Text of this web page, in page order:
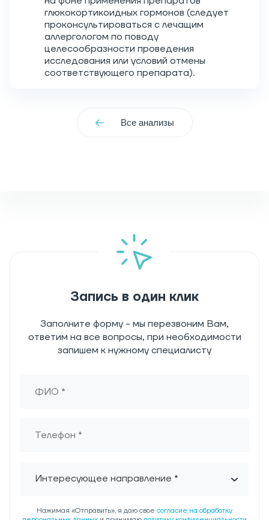
глюкокортикоидных гормонов (следует
проконсультироваться с лечащим
аллергологом по поводу
целесообразности проведения
исследования или условий отмены
соответствующего препарата).
Все анализы
Запись в один клик
Заполните форму - мы перезвоним Вам,
ответим на все вопросы, при необходимости
запишем к нужному специалисту
Интересующее направление *
Нажимая «Отправить», я даю свое согласие на обработку